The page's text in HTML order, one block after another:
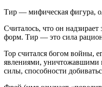
Тир — мифическая фигура,
Считалось, что он
форм. Тир — это сила
Тор считался богом войны,
явлениями, уничтожавшими
силы, способности